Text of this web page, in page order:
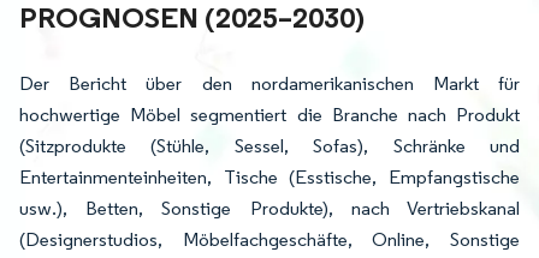
ROGNOSEN (2025–2030)
Der Bericht über den nordamerikanischen Markt für
hochwertige Möbel segmentiert die Branche nach Produkt
(Sitzprodukte (Stühle, Sessel, Sofas), Schränke und
Entertainmenteinheiten, Tische (Esstische, Empfangstische
usw.), Betten, Sonstige Produkte), nach Vertriebskanal
(Designerstudios, Möbelfachgeschäfte, Online, Sonstige